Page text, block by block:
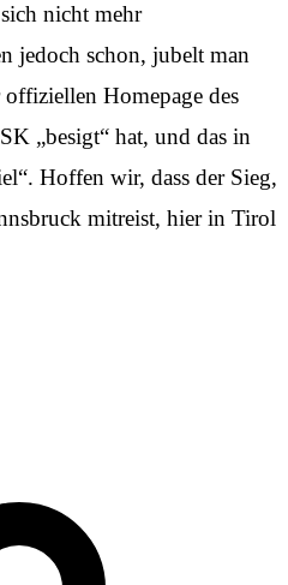
nicht mehr
jedoch schon, jubelt man
Homepage des
„besigt“ hat, und das in
Hoffen wir, dass der Sieg,
mitreist, hier in Tirol